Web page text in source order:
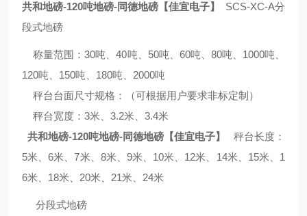
共和地磅-120吨地磅-同德地磅【佳宜电子】
SCS-XC-A分
段式地磅
称量范围：30吨、40吨、50吨、60吨、80吨、1000吨、
120吨、150吨、180吨、2000吨
秤台台面尺寸规格：（可根据用户要求非标定制）
秤台宽度：3米、3.2米、3.4米
共和地磅-120吨地磅-同德地磅【佳宜电子】
秤台长度：
5米、6米、7米、8米、9米、10米、12米、14米、15米、1
6米、18米、20米、21米、24米
分段式地磅